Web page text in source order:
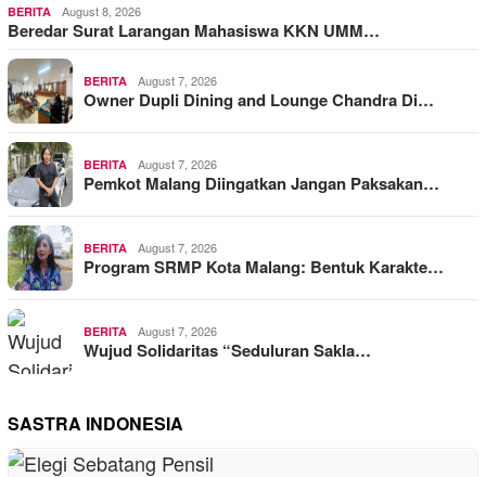
BERITA August 8, 2026
Beredar Surat Larangan Mahasiswa KKN UMM…
BERITA August 7, 2026
Owner Dupli Dining and Lounge Chandra Di…
BERITA August 7, 2026
Pemkot Malang Diingatkan Jangan Paksakan…
BERITA August 7, 2026
Program SRMP Kota Malang: Bentuk Karakte…
BERITA August 7, 2026
Wujud Solidaritas “Seduluran Sakla…
SASTRA INDONESIA